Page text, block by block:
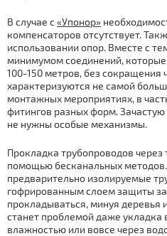
В случае с «Упонор»
компенсаторов отсутствует.
использовании опор. Вместе с
минимумом соединений,
100-150 метров, без сокращения
характеризуются не самой
монтажных мероприятиях, в
фитингов разных форм.
не нужны особые механизмы.
Прокладка трубопроводов через
помощью бесканальных методов.
предварительно изолируемые
гофрированным слоем защиты
прокладываться, минуя деревья
станет проблемой даже укладка
влажностью или вовсе через